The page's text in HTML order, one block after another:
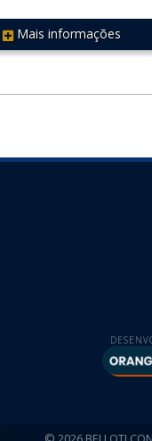
REF 149
Mais informações